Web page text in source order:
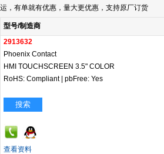
运，有单就有优惠，量大更优惠，支持原厂订货
型号/制造商
2913632
Phoenix Contact
HMI TOUCHSCREEN 3.5" COLOR
RoHS: Compliant pbFree: Yes
搜索
查看资料